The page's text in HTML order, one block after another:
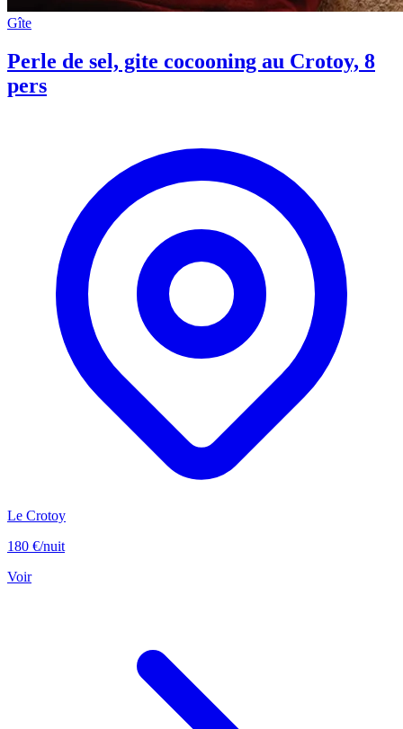
Gîte
Perle de sel, gite cocooning au Crotoy, 8
pers
Le Crotoy
180 €/nuit
Voir